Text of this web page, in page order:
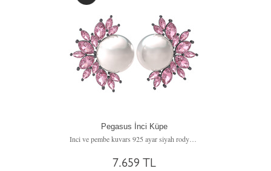
Pegasus İnci Küpe
Inci ve pembe kuvars 925 ayar siyah rodyum kaplama gümüş küpe
7.659 TL